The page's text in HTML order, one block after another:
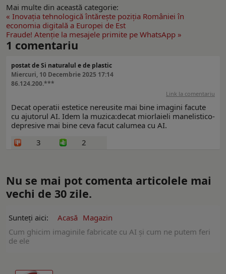
Mai multe din această categorie:
« Inovația tehnologică întărește poziția României în
economia digitală a Europei de Est
Fraude! Atenție la mesajele primite pe WhatsApp »
1 comentariu
postat de Si naturalul e de plastic
Miercuri, 10 Decembrie 2025 17:14
86.124.200.***
Link la comentariu
Decat operatii estetice nereusite mai bine imagini facute
cu ajutorul AI. Idem la muzica:decat miorlaieli manelistico-
depresive mai bine ceva facut calumea cu AI.
3
2
Nu se mai pot comenta articolele mai
vechi de 30 zile.
Sunteți aici: Acasă Magazin
Cum ghicim imaginile fabricate cu AI și cum ne putem feri
de ele